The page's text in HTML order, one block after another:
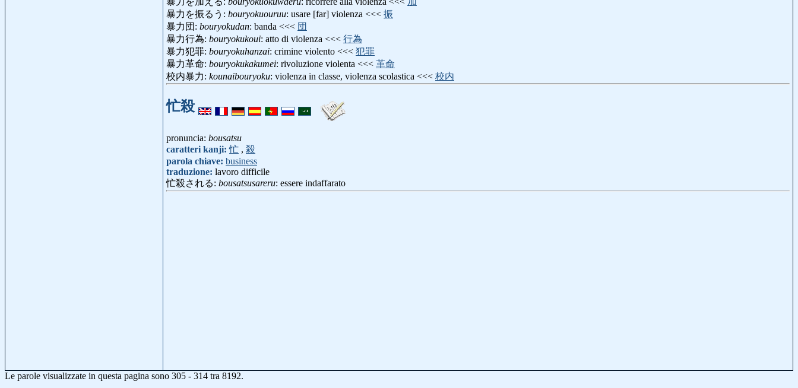
暴力を振るう: bouryokuouruu: usare [far] violenza <<< 振
暴力団: bouryokudan: banda <<< 団
暴力行為: bouryokukoui: atto di violenza <<< 行為
暴力犯罪: bouryokuhanzai: crimine violento <<< 犯罪
暴力革命: bouryokukakumei: rivoluzione violenta <<< 革命
校内暴力: kounaibouryoku: violenza in classe, violenza scolastica <<< 校内
忙殺
pronuncia: bousatsu
caratteri kanji:忙 , 殺
parola chiave: business
traduzione: lavoro difficile
忙殺される: bousatsusareru: essere indaffarato
Le parole visualizzate in questa pagina sono 305 - 314 tra 8192.